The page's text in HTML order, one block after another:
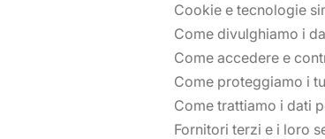
Cookie e tecnologie
Come divulghiamo i
Come accedere e
Come proteggiamo i
Come trattiamo i dati
Fornitori terzi e i loro